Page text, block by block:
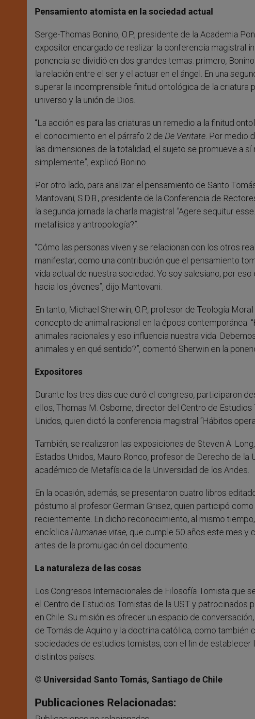
Pensamiento atomista en la sociedad actual
Serge-Thomas Bonino, O.P., presidente de la Academia
expositor encargado de realizar la conferencia magistral
ponencia se dividió en dos grandes temas: primero,
la relación entre el ser y el actuar en el ángel. En una
superar la incomprensible finitud ontológica de la criatura
universo y la unión de Dios.
“La acción es para las criaturas un remedio a la finitud
el conocimiento en el párrafo 2 de De Veritate. Por medio
las dimensiones de la totalidad, el sujeto se promueve a
simplemente”, explicó Bonino.
Por otro lado, para analizar el pensamiento de Santo
Mantovani, S.D.B., presidente de la Conferencia de
la segunda jornada la charla magistral “Agere sequitur
metafísica y antropología?”.
“Cómo las personas viven y se relacionan con los otros
manifestar, como una contribución que el pensamiento
vida actual de nuestra sociedad. Yo soy salesiano, por
hacia los jóvenes”, dijo Mantovani.
En tanto, Michael Sherwin, O.P., profesor de Teología
concepto de animal racional en la época contemporánea.
animales racionales y eso influencia nuestra vida.
animales y en qué sentido?”, comentó Sherwin en la
Expositores
Durante los tres días que duró el congreso, participaron
ellos, Thomas M. Osborne, director del Centro de
Unidos, quien dictó la conferencia magistral “Hábitos
También, se realizaron las exposiciones de Steven A.
Estados Unidos, Mauro Ronco, profesor de Derecho de la
académico de Metafísica de la Universidad de los Andes.
En la ocasión, además, se presentaron cuatro libros
póstumo al profesor Germain Grisez, quien participó
recientemente. En dicho reconocimiento, al mismo
encíclica Humanae vitae, que cumple 50 años este mes y
antes de la promulgación del documento.
La naturaleza de las cosas
Los Congresos Internacionales de Filosofía Tomista que
el Centro de Estudios Tomistas de la UST y patrocinados
en Chile. Su misión es ofrecer un espacio de
de Tomás de Aquino y la doctrina católica, como también
sociedades de estudios tomistas, con el fin de
distintos países.
© Universidad Santo Tomás, Santiago de Chile
Publicaciones Relacionadas: